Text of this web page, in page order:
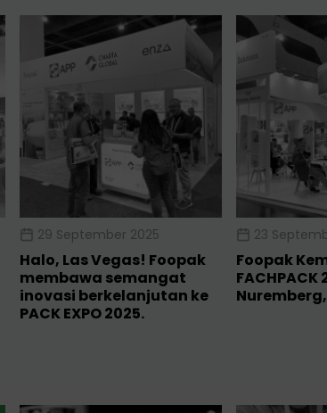
29 September 2025
Halo, Las Vegas! Foopak
membawa semangat
inovasi berkelanjutan ke
PACK EXPO 2025.
23
Foopak
FACHPACK